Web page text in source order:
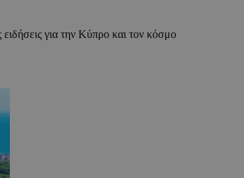
ειδήσεις για την Κύπρο και τον κόσμο